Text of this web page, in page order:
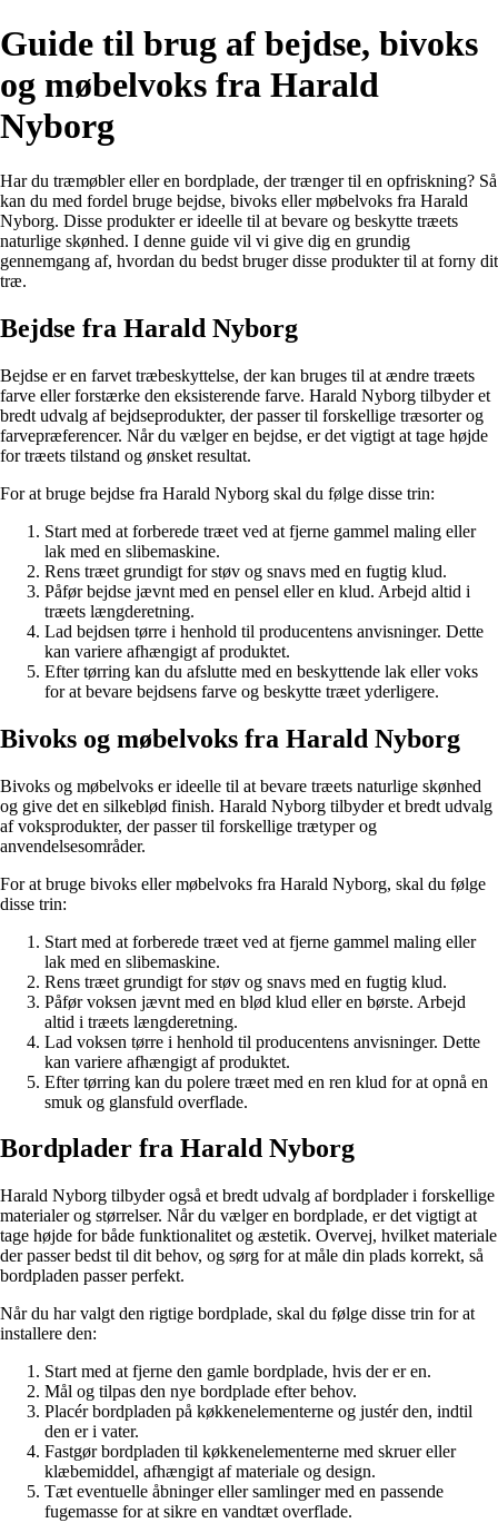
Guide til brug af bejdse, bivoks
og møbelvoks fra Harald
Nyborg
Har du træmøbler eller en bordplade, der trænger til en opfriskning? Så
kan du med fordel bruge bejdse, bivoks eller møbelvoks fra Harald
Nyborg. Disse produkter er ideelle til at bevare og beskytte træets
naturlige skønhed. I denne guide vil vi give dig en grundig
gennemgang af, hvordan du bedst bruger disse produkter til at forny dit
træ.
Bejdse fra Harald Nyborg
Bejdse er en farvet træbeskyttelse, der kan bruges til at ændre træets
farve eller forstærke den eksisterende farve. Harald Nyborg tilbyder et
bredt udvalg af bejdseprodukter, der passer til forskellige træsorter og
farvepræferencer. Når du vælger en bejdse, er det vigtigt at tage højde
for træets tilstand og ønsket resultat.
For at bruge bejdse fra Harald Nyborg skal du følge disse trin:
Start med at forberede træet ved at fjerne gammel maling eller
lak med en slibemaskine.
Rens træet grundigt for støv og snavs med en fugtig klud.
Påfør bejdse jævnt med en pensel eller en klud. Arbejd altid i
træets længderetning.
Lad bejdsen tørre i henhold til producentens anvisninger. Dette
kan variere afhængigt af produktet.
Efter tørring kan du afslutte med en beskyttende lak eller voks
for at bevare bejdsens farve og beskytte træet yderligere.
Bivoks og møbelvoks fra Harald Nyborg
Bivoks og møbelvoks er ideelle til at bevare træets naturlige skønhed
og give det en silkeblød finish. Harald Nyborg tilbyder et bredt udvalg
af voksprodukter, der passer til forskellige trætyper og
anvendelsesområder.
For at bruge bivoks eller møbelvoks fra Harald Nyborg, skal du følge
disse trin:
Start med at forberede træet ved at fjerne gammel maling eller
lak med en slibemaskine.
Rens træet grundigt for støv og snavs med en fugtig klud.
Påfør voksen jævnt med en blød klud eller en børste. Arbejd
altid i træets længderetning.
Lad voksen tørre i henhold til producentens anvisninger. Dette
kan variere afhængigt af produktet.
Efter tørring kan du polere træet med en ren klud for at opnå en
smuk og glansfuld overflade.
Bordplader fra Harald Nyborg
Harald Nyborg tilbyder også et bredt udvalg af bordplader i forskellige
materialer og størrelser. Når du vælger en bordplade, er det vigtigt at
tage højde for både funktionalitet og æstetik. Overvej, hvilket materiale
der passer bedst til dit behov, og sørg for at måle din plads korrekt, så
bordpladen passer perfekt.
Når du har valgt den rigtige bordplade, skal du følge disse trin for at
installere den:
Start med at fjerne den gamle bordplade, hvis der er en.
Mål og tilpas den nye bordplade efter behov.
Placér bordpladen på køkkenelementerne og justér den, indtil
den er i vater.
Fastgør bordpladen til køkkenelementerne med skruer eller
klæbemiddel, afhængigt af materiale og design.
Tæt eventuelle åbninger eller samlinger med en passende
fugemasse for at sikre en vandtæt overflade.